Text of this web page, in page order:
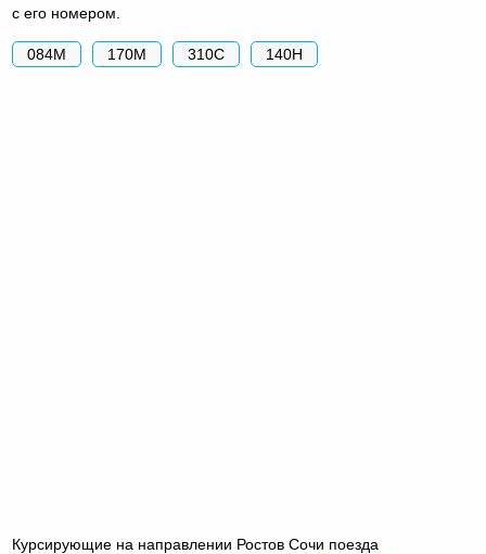
с его номером.
084М 170М 310С 140Н
Курсирующие на направлении Ростов Сочи поезда